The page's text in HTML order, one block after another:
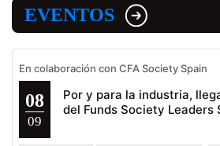
EVENTOS
En colaboración con CFA Society Spain
08
09
Por y para la industria,
del Funds Society Leaders